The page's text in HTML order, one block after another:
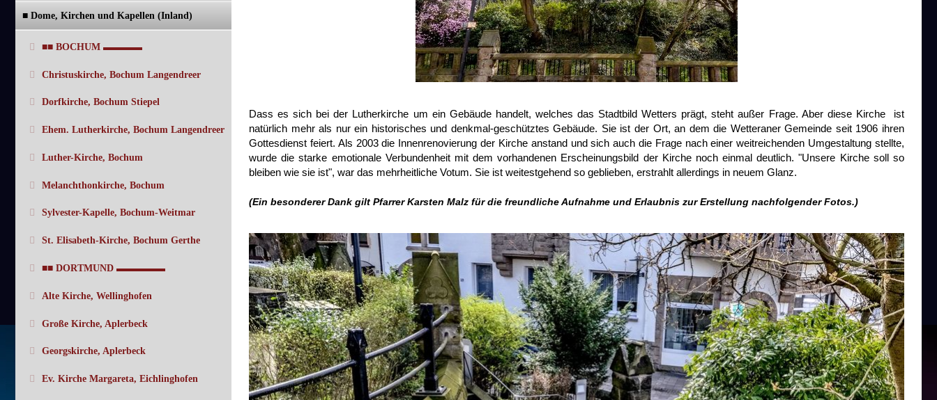
■ Dome, Kirchen und Kapellen (Inland)
■■ BOCHUM ▬▬▬▬
Christuskirche, Bochum Langendreer
Dorfkirche, Bochum Stiepel
Ehem. Lutherkirche, Bochum Langendreer
Luther-Kirche, Bochum
Melanchthonkirche, Bochum
Sylvester-Kapelle, Bochum-Weitmar
St. Elisabeth-Kirche, Bochum Gerthe
■■ DORTMUND ▬▬▬▬▬
Alte Kirche, Wellinghofen
Große Kirche, Aplerbeck
Georgskirche, Aplerbeck
Ev. Kirche Margareta, Eichlinghofen
Dass es sich bei der Lutherkirche um ein Gebäude handelt, welches das Stadtbild Wetters prägt, steht außer Frage. Aber diese Kirche ist
natürlich mehr als nur ein historisches und denkmal-geschütztes Gebäude. Sie ist der Ort, an dem die Wetteraner Gemeinde seit 1906 ihren
Gottesdienst feiert. Als 2003 die Innenrenovierung der Kirche anstand und sich auch die Frage nach einer weitreichenden Umgestaltung stellte,
wurde die starke emotionale Verbundenheit mit dem vorhandenen Erscheinungsbild der Kirche noch einmal deutlich. "Unsere Kirche soll so
bleiben wie sie ist", war das mehrheitliche Votum. Sie ist weitestgehend so geblieben, erstrahlt allerdings in neuem Glanz.
(Ein besonderer Dank gilt Pfarrer Karsten Malz für die freundliche Aufnahme und Erlaubnis zur Erstellung nachfolgender Fotos.)